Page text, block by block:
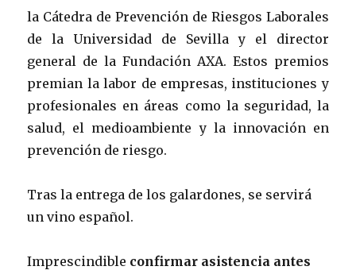
la Cátedra de Prevención de Riesgos Laborales
de la Universidad de Sevilla y el director
general de la Fundación AXA. Estos premios
premian la labor de empresas, instituciones y
profesionales en áreas como la seguridad, la
salud, el medioambiente y la innovación en
prevención de riesgo.
Tras la entrega de los galardones, se servirá
un vino español.
Imprescindible confirmar asistencia antes